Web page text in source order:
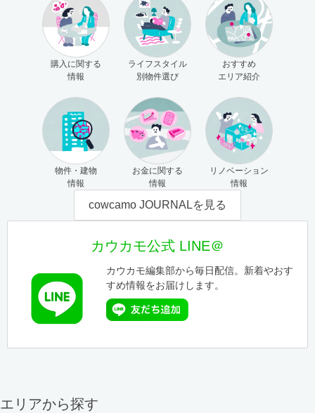
購入に関する
情報
ライフスタイル
別物件選び
おすすめ
エリア紹介
物件・建物
情報
お金に関する
情報
リノベーション
情報
cowcamo JOURNALを見る
カウカモ公式 LINE＠
カウカモ編集部から毎日配信。新着やおす
すめ情報をお届けします。
エリアから探す